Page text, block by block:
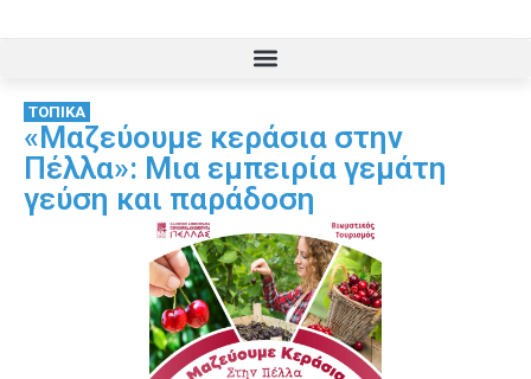
ΤΟΠΙΚΑ
«Μαζεύουμε κεράσια στην
Πέλλα»: Μια εμπειρία γεμάτη
γεύση και παράδοση